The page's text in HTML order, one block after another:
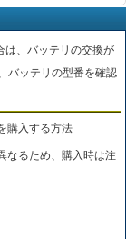
は、バッテリの交換が
バッテリの型番を確認
購入する方法
なるため、購入時は注